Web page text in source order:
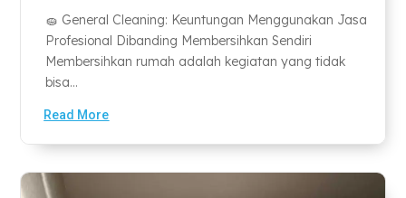
🧽 General Cleaning: Keuntungan Menggunakan Jasa
Profesional Dibanding Membersihkan Sendiri
Membersihkan rumah adalah kegiatan yang tidak
bisa...
Read More